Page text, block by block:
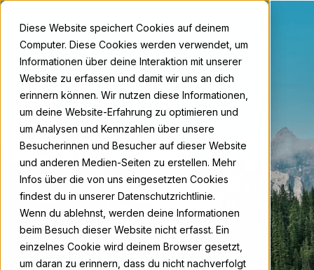
Diese Website speichert Cookies auf deinem
Computer. Diese Cookies werden verwendet, um
Informationen über deine Interaktion mit unserer
Website zu erfassen und damit wir uns an dich
erinnern können. Wir nutzen diese Informationen,
um deine Website-Erfahrung zu optimieren und
um Analysen und Kennzahlen über unsere
Besucherinnen und Besucher auf dieser Website
und anderen Medien-Seiten zu erstellen. Mehr
Infos über die von uns eingesetzten Cookies
findest du in unserer Datenschutzrichtlinie.
Wenn du ablehnst, werden deine Informationen
beim Besuch dieser Website nicht erfasst. Ein
einzelnes Cookie wird deinem Browser gesetzt,
um daran zu erinnern, dass du nicht nachverfolgt